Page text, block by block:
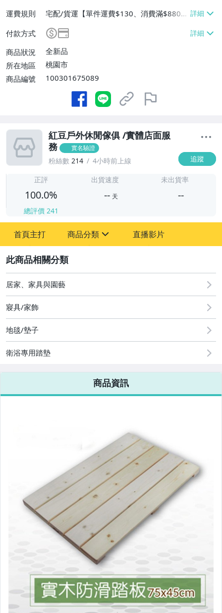
運費規則
宅配/貨運【單件運費$130、消費滿$880免
運費】、面交/自取/不寄送【免運費】
付款方式
商品狀況
全新品
所在地區
桃園市
商品編號
100301675089
紅豆戶外休閒傢俱 /實體店面服
務
實名驗證
粉絲數 214 4小時前上線 追蹤
正評
100.0%
總評價 241
出貨速度
-- 天
未出貨率
--
首頁主打 商品分類
居家、家具與園藝
運動、戶外與休閒
直播影片
居家、家具與園藝
寢具/家飾
地毯/墊子
衛浴專用踏墊
商品資訊